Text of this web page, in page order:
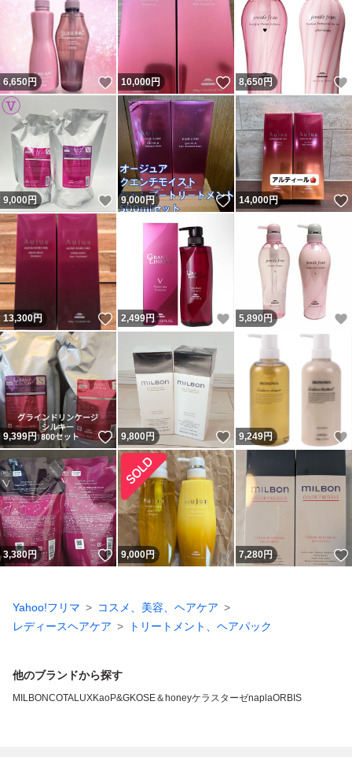
6,650円 いいね！
10,000円 いいね！
8,650円
9,000円 いいね！
9,000円 いいね！
14,000円
13,300円 いいね！
2,499円 いいね！
5,890円
9,399円 いいね！
9,800円 いいね！
9,249円
3,380円 いいね！
9,000円 7,280円
Yahoo!フリマ
コスメ、美容、ヘアケア
レディースヘアケア
トリートメント、ヘアパック
他のブランドから探す
MILBONCOTALUXKaoP&GKOSE＆honeyケラスターゼnaplaORBIS